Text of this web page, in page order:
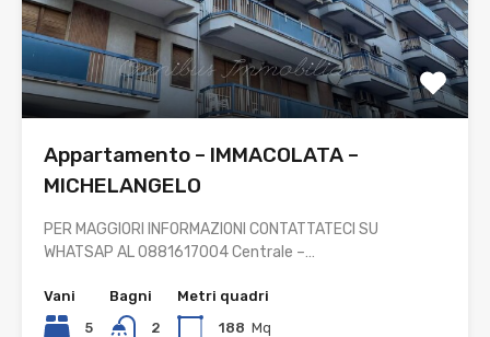
Appartamento – IMMACOLATA –
MICHELANGELO
PER MAGGIORI INFORMAZIONI CONTATTATECI SU
WHATSAP AL 0881617004 Centrale –…
Vani
5
Bagni
2
Metri quadri
188 Mq